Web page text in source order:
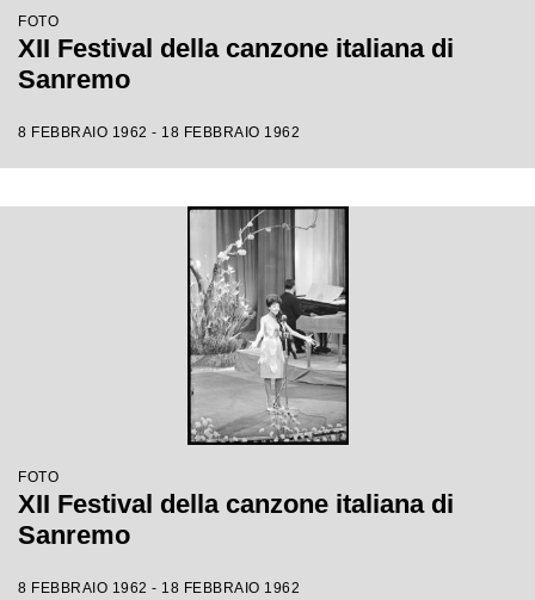
FOTO
XII Festival della canzone italiana di
Sanremo
8 FEBBRAIO 1962 - 18 FEBBRAIO 1962
FOTO
XII Festival della canzone italiana di
Sanremo
8 FEBBRAIO 1962 - 18 FEBBRAIO 1962